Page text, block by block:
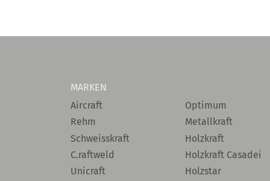
MARKEN
Aircraft
Rehm
Schweisskraft
C.raftweld
Unicraft
Optimum
Metallkraft
Holzkraft
Holzkraft Casadei
Holzstar